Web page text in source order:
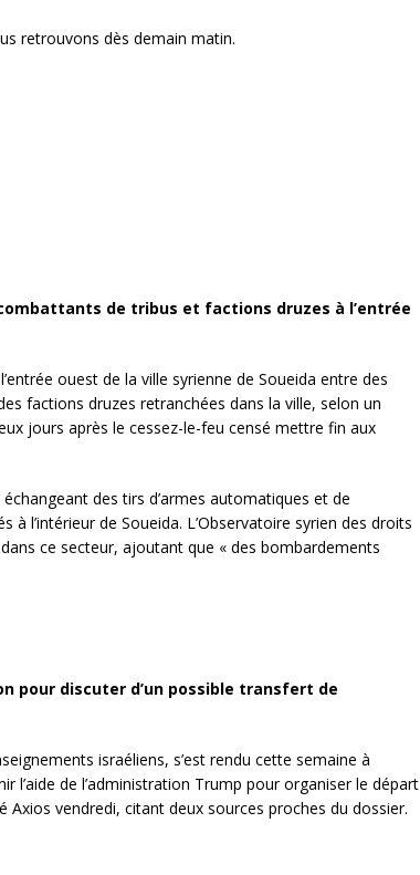
retrouvons dès demain matin.
de tribus et factions druzes à l’entrée
ouest de la ville syrienne de Soueida entre des
factions druzes retranchées dans la ville, selon un
jours après le cessez-le-feu censé mettre fin aux
des tirs d’armes automatiques et de
l’intérieur de Soueida. L’Observatoire syrien des droits
ce secteur, ajoutant que « des bombardements
pour discuter d’un possible transfert de
israéliens, s’est rendu cette semaine à
l’aide de l’administration Trump pour organiser le départ
vendredi, citant deux sources proches du dossier.